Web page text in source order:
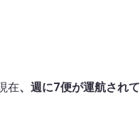
在、週に7便が運航されて